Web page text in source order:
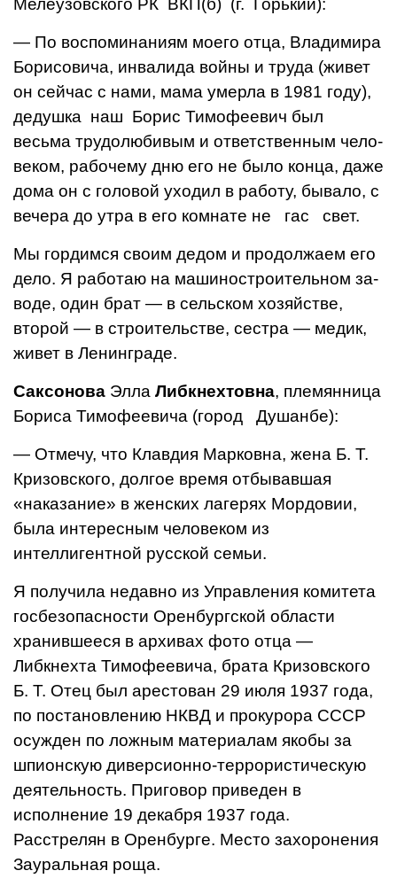
Мелеузовского РК ВКП(б) (г. Горький):
— По воспоминаниям моего отца, Владимира
Борисовича, ин­валида войны и труда (живет
он сейчас с нами, мама умерла в 1981 году),
дедушка наш Борис Тимофеевич был
весьма трудо­любивым и ответственным чело­
веком, рабочему дню его не бы­ло конца, даже
дома он с голо­вой уходил в работу, бывало, с
вечера до утра в его комнате не гас свет.
Мы гордимся своим дедом и продолжаем его
дело. Я рабо­таю на машиностроительном за­
воде, один брат — в сельском хозяйстве,
второй — в строитель­стве, сестра — медик,
живет в Ленинграде.
Саксонова Элла Либкнехтовна, племянница
Бориса Тимофееви­ча (город Душанбе):
— Отмечу, что Клавдия Мар­ковна, жена Б. Т.
Кризовского, долгое время отбывавшая
«нака­зание» в женских лагерях Мор­довии,
была интересным челове­ком из
интеллигентной русской семьи.
Я получила недавно из Управ­ления комитета
госбезопасности Оренбургской области
хранив­шееся в архивах фото отца —
Либкнехта Тимофеевича, брата Кризовского
Б. Т. Отец был арес­тован 29 июля 1937 года,
по пос­тановлению НКВД и прокурора СССР
осужден по ложным материалам якобы за
шпионскую диверсионно-террористическую
деятельность. Приговор приведен в
исполнение 19 декабря 1937 года.
Расстрелян в Оренбурге. Место захоронения
Зауральная роща.